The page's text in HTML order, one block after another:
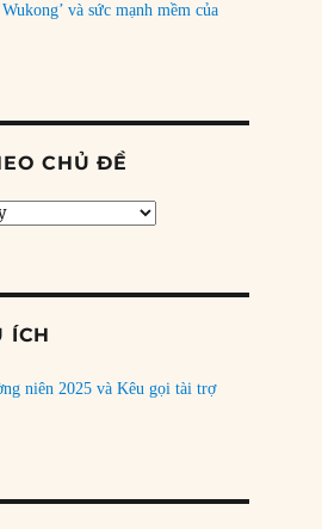
và sức mạnh mềm của
CHỦ ĐỀ
ÍCH
niên 2025 và Kêu gọi tài trợ